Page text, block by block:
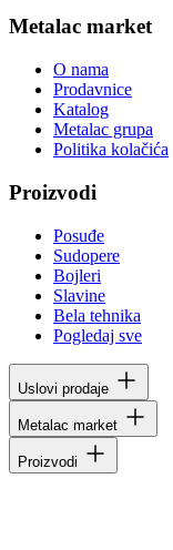
Metalac market
O nama
Prodavnice
Katalog
Metalac grupa
Politika kolačića
Proizvodi
Posuđe
Sudopere
Bojleri
Slavine
Bela tehnika
Pogledaj sve
Uslovi prodaje
Metalac market
Proizvodi